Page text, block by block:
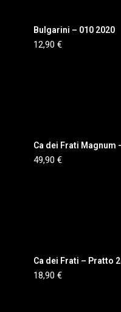
Bulgarini – 010 2020
12,90 €
Ca dei Frati Magnum
49,90 €
Ca dei Frati – Pratto
18,90 €